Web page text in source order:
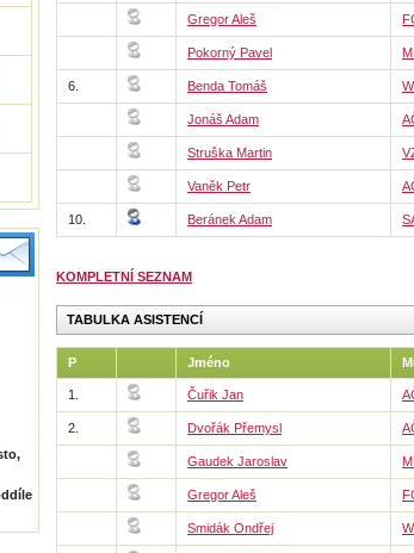
Gregor Aleš
Pokorný Pavel
6. Benda Tomáš
Jonáš Adam
Struška Martin
Vaněk Petr
10. Beránek Adam
KOMPLETNÍ SEZNAM
TABULKA ASISTENCÍ
P Jméno
1. Čuřik Jan
2. Dvořák Přemysl
Gaudek Jaroslav
Gregor Aleš
Smidák Ondřej